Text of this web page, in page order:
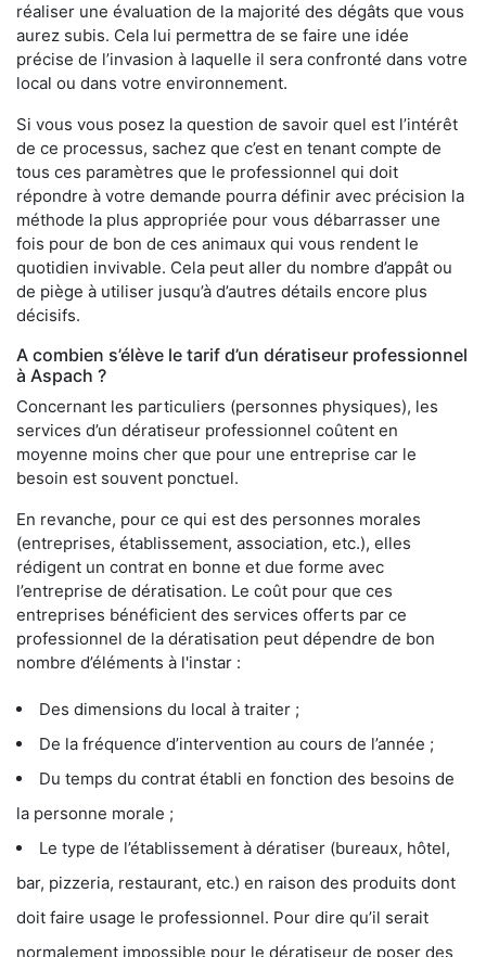
réaliser une évaluation de la majorité des dégâts que vous
aurez subis. Cela lui permettra de se faire une idée
précise de l’invasion à laquelle il sera confronté dans votre
local ou dans votre environnement.
Si vous vous posez la question de savoir quel est l’intérêt
de ce processus, sachez que c’est en tenant compte de
tous ces paramètres que le professionnel qui doit
répondre à votre demande pourra définir avec précision la
méthode la plus appropriée pour vous débarrasser une
fois pour de bon de ces animaux qui vous rendent le
quotidien invivable. Cela peut aller du nombre d’appât ou
de piège à utiliser jusqu’à d’autres détails encore plus
décisifs.
A combien s’élève le tarif d’un dératiseur professionnel
à Aspach ?
Concernant les particuliers (personnes physiques), les
services d’un dératiseur professionnel coûtent en
moyenne moins cher que pour une entreprise car le
besoin est souvent ponctuel.
En revanche, pour ce qui est des personnes morales
(entreprises, établissement, association, etc.), elles
rédigent un contrat en bonne et due forme avec
l’entreprise de dératisation. Le coût pour que ces
entreprises bénéficient des services offerts par ce
professionnel de la dératisation peut dépendre de bon
nombre d’éléments à l'instar :
Des dimensions du local à traiter ;
De la fréquence d’intervention au cours de l’année ;
Du temps du contrat établi en fonction des besoins de
la personne morale ;
Le type de l’établissement à dératiser (bureaux, hôtel,
bar, pizzeria, restaurant, etc.) en raison des produits dont
doit faire usage le professionnel. Pour dire qu’il serait
normalement impossible pour le dératiseur de poser des